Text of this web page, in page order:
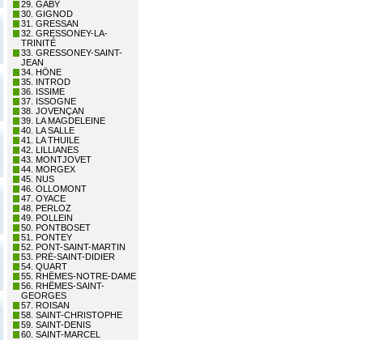
29. GABY
30. GIGNOD
31. GRESSAN
32. GRESSONEY-LA-
TRINITÉ
33. GRESSONEY-SAINT-
JEAN
34. HÔNE
35. INTROD
36. ISSIME
37. ISSOGNE
38. JOVENÇAN
39. LA MAGDELEINE
40. LA SALLE
41. LA THUILE
42. LILLIANES
43. MONTJOVET
44. MORGEX
45. NUS
46. OLLOMONT
47. OYACE
48. PERLOZ
49. POLLEIN
50. PONTBOSET
51. PONTEY
52. PONT-SAINT-MARTIN
53. PRÉ-SAINT-DIDIER
54. QUART
55. RHÊMES-NOTRE-DAME
56. RHÊMES-SAINT-
GEORGES
57. ROISAN
58. SAINT-CHRISTOPHE
59. SAINT-DENIS
60. SAINT-MARCEL